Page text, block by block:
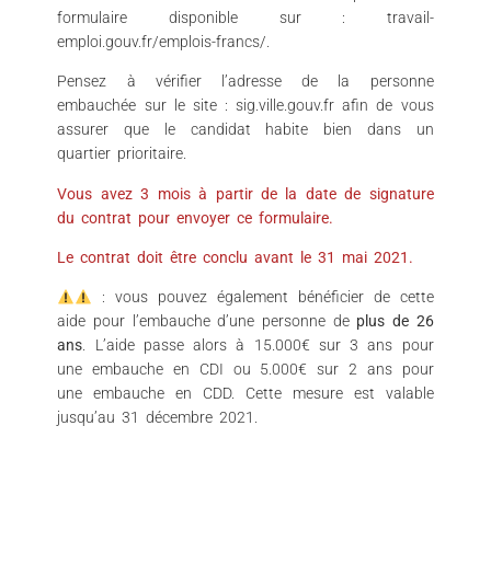
formulaire disponible sur : travail-
emploi.gouv.fr/emplois-francs/.
Pensez à vérifier l’adresse de la personne
embauchée sur le site : sig.ville.gouv.fr afin de vous
assurer que le candidat habite bien dans un
quartier prioritaire.
Vous avez 3 mois à partir de la date de signature
du contrat pour envoyer ce formulaire.
Le contrat doit être conclu avant le 31 mai 2021.
: vous pouvez également bénéficier de cette
aide pour l’embauche d’une personne de plus de 26
ans. L’aide passe alors à 15.000€ sur 3 ans pour
une embauche en CDI ou 5.000€ sur 2 ans pour
une embauche en CDD. Cette mesure est valable
jusqu’au 31 décembre 2021.